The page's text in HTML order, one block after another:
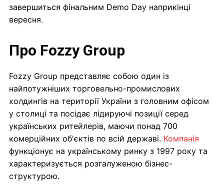
завершиться фінальним Demo Day наприкінці
вересня.
Про Fozzy Group
Fozzy Group представляє собою один із
найпотужніших торговельно-промислових
холдингів на території України з головним офісом
у столиці та посідає лідируючі позиції серед
українських ритейлерів, маючи понад 700
комерційних об'єктів по всій державі. Компанія
функціонує на українському ринку з 1997 року та
характеризується розгалуженою бізнес-
структурою.